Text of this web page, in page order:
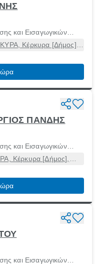
και Εισαγωγικών
Κέρκυρα [Δήμος],
ΠΑΝΔΗΣ
και Εισαγωγικών
Κέρκυρα [Δήμος],
και Εισαγωγικών